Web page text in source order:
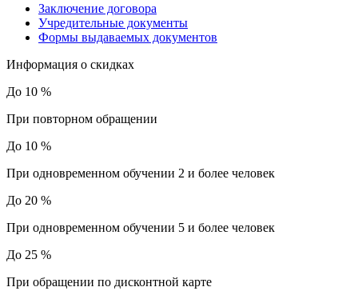
Заключение договора
Учредительные документы
Формы выдаваемых документов
Информация о скидках
До 10 %
При повторном обращении
До 10 %
При одновременном обучении 2 и более человек
До 20 %
При одновременном обучении 5 и более человек
До 25 %
При обращении по дисконтной карте